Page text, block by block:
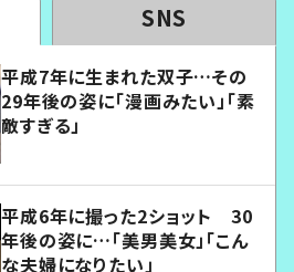
SNS
平成7年に生まれた双子…その
29年後の姿に「漫画みたい」「素
敵すぎる」
平成6年に撮った2ショット 30
年後の姿に…「美男美女」「こん
な夫婦になりたい」